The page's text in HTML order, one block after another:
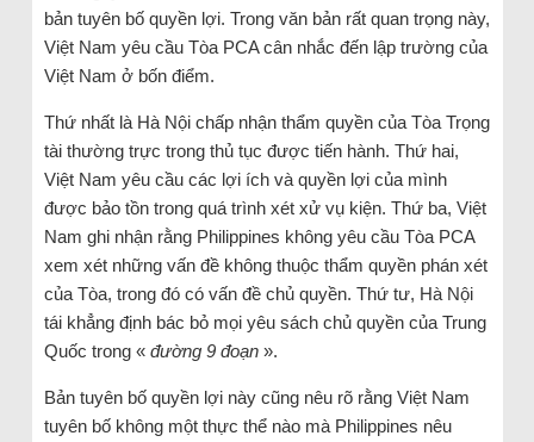
bản tuyên bố quyền lợi. Trong văn bản rất quan trọng này,
Việt Nam yêu cầu Tòa PCA cân nhắc đến lập trường của
Việt Nam ở bốn điểm.
Thứ nhất là Hà Nội chấp nhận thẩm quyền của Tòa Trọng
tài thường trực trong thủ tục được tiến hành. Thứ hai,
Việt Nam yêu cầu các lợi ích và quyền lợi của mình
được bảo tồn trong quá trình xét xử vụ kiện. Thứ ba, Việt
Nam ghi nhận rằng Philippines không yêu cầu Tòa PCA
xem xét những vấn đề không thuộc thẩm quyền phán xét
của Tòa, trong đó có vấn đề chủ quyền. Thứ tư, Hà Nội
tái khẳng định bác bỏ mọi yêu sách chủ quyền của Trung
Quốc trong « đường 9 đoạn».
Bản tuyên bố quyền lợi này cũng nêu rõ rằng Việt Nam
tuyên bố không một thực thể nào mà Philippines nêu